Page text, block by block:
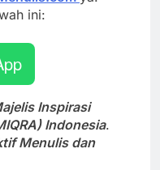
ini:
Inspirasi
Indonesia.
Menulis dan